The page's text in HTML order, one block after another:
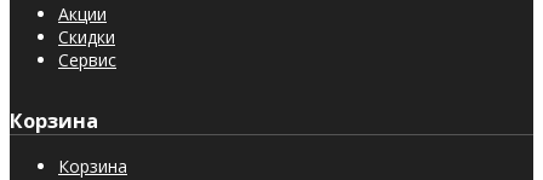
Акции
Скидки
Сервис
Корзина
Корзина